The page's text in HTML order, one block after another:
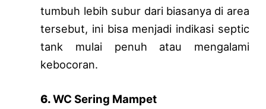
tumbuh lebih subur dari biasanya di area
tersebut, ini bisa menjadi indikasi septic
tank mulai penuh atau mengalami
kebocoran.
6.WC Sering Mampet